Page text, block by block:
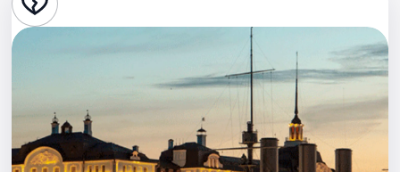
Стендап
Квесты
Экскурсии